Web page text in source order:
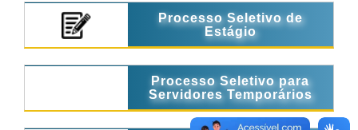
Processo Seletivo de
Estágio
Processo Seletivo para
Servidores Temporários